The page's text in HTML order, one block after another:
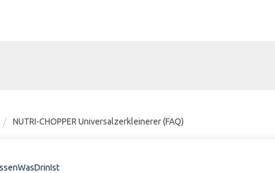
NUTRI-CHOPPER Universalzerkleinerer (FAQ)